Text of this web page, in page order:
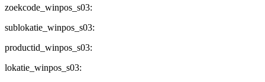
zoekcode_winpos_s03:
sublokatie_winpos_s03:
productid_winpos_s03:
lokatie_winpos_s03: